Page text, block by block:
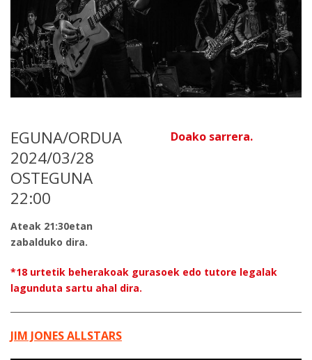
EGUNA/ORDUA
2024/03/28
OSTEGUNA
22:00
Ateak 21:30etan
zabalduko dira.
Doako sarrera.
*18 urtetik beherakoak gurasoek edo tutore legalak
lagunduta sartu ahal dira.
JIM JONES ALLSTARS